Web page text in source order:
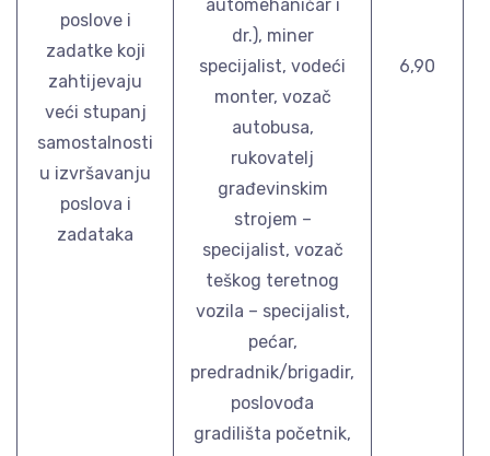
poslove i
zadatke koji
zahtijevaju
veći stupanj
samostalnosti
u izvršavanju
poslova i
zadataka
automehaničar i
dr.), miner
specijalist, vodeći
monter, vozač
autobusa,
rukovatelj
građevinskim
strojem –
specijalist, vozač
teškog teretnog
vozila – specijalist,
pećar,
predradnik/brigadir,
poslovođa
gradilišta početnik,
6,90